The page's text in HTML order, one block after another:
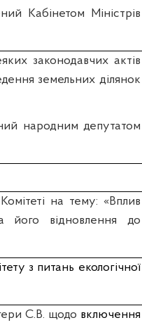
Кабінетом Міністрів
законодавчих актів
земельних ділянок
народним депутатом
на тему: «Вплив
його відновлення до
з питань екологічної
С.В. щодо включення